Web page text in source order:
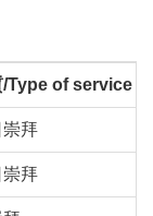
/Type of service
崇拜
崇拜